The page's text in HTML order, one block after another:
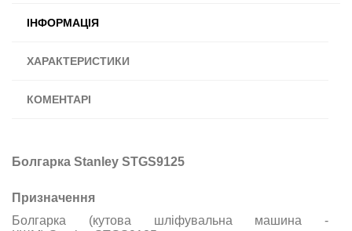
ІНФОРМАЦІЯ
ХАРАКТЕРИСТИКИ
КОМЕНТАРІ
Болгарка Stanley STGS9125
Призначення
Болгарка (кутова шліфувальна машина -